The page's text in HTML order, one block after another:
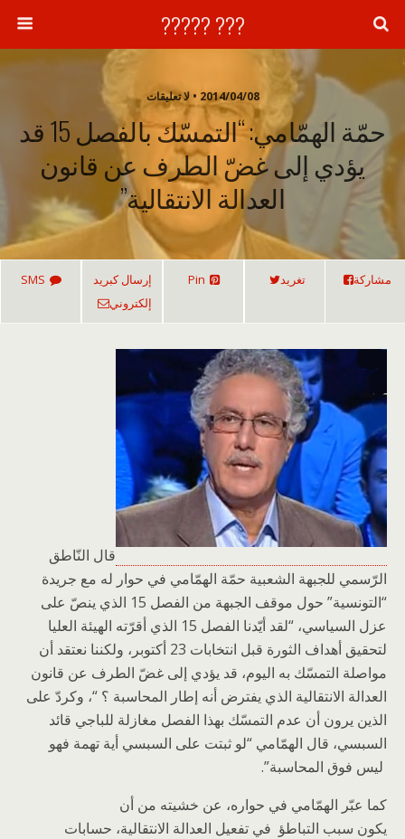
??? ?????
2014/04/08 • لا تعليقات
حمّة الهمّامي: “التمسّك بالفصل 15 قد
يؤدي إلى غضّ الطرف عن قانون
العدالة الانتقالية”
مشاركة تغريد Pin
إرسال كبريد
إلكتروني
SMS
قال النّاطق
الرّسمي للجبهة الشعبية حمّة الهمّامي في حوار له مع جريدة
“التونسية” حول موقف الجبهة من الفصل 15 الذي ينصّ على
عزل السياسي، “لقد أيّدنا الفصل 15 الذي أقرّته الهيئة العليا
لتحقيق أهداف الثورة قبل انتخابات 23 أكتوبر، ولكننا نعتقد أن
مواصلة التمسّك به اليوم، قد يؤدي إلى غضّ الطرف عن قانون
العدالة الانتقالية الذي يفترض أنه إطار المحاسبة ؟ “، وكردّ على
الذين يرون أن عدم التمسّك بهذا الفصل مغازلة للباجي قائد
السبسي، قال الهمّامي “لو ثبتت على السبسي أية تهمة فهو
ليس فوق المحاسبة”.
كما عبّر الهمّامي في حواره، عن خشيته من أن
يكون سبب التباطؤ في تفعيل العدالة الانتقالية، حسابات